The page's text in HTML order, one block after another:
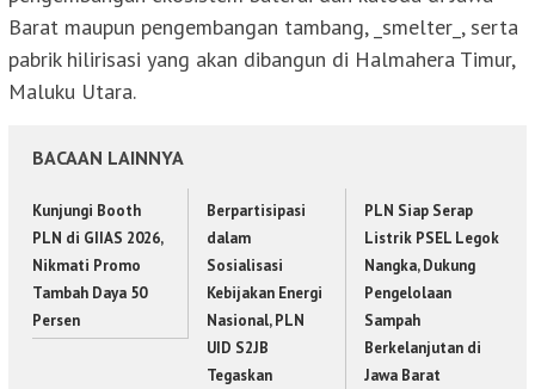
Barat maupun pengembangan tambang, _smelter_, serta
pabrik hilirisasi yang akan dibangun di Halmahera Timur,
Maluku Utara.
BACAAN LAINNYA
Kunjungi Booth
PLN di GIIAS 2026,
Nikmati Promo
Tambah Daya 50
Persen
Berpartisipasi
dalam
Sosialisasi
Kebijakan Energi
Nasional, PLN
UID S2JB
Tegaskan
PLN Siap Serap
Listrik PSEL Legok
Nangka, Dukung
Pengelolaan
Sampah
Berkelanjutan di
Jawa Barat